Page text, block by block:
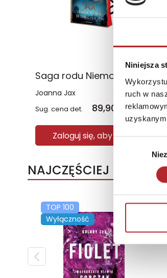
Niniejsza
ruch w
Joanna Jax
Sug. cena det. 89,90 (brutto)
Zaloguj się, aby kupić
NAJCZĘŚCIEJ
TOP 100
Wyłączność